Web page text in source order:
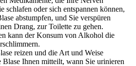
schlafen oder sich entspannen können,
abstumpfen, und Sie verspüren
Drang, zur Toilette zu gehen.
kann der Konsum von Alkohol die
reizen und die Art und Weise
Blase Ihnen mitteilt, wann Sie urinieren